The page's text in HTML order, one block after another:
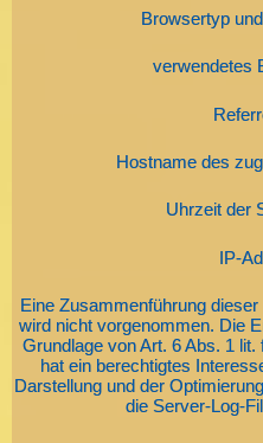
Browsertyp
verwendetes
Hostname des
Uhrzeit der
IP-
Eine Zusammenführung
wird nicht vorgenommen. Die
Grundlage von Art. 6 Abs. 1
hat ein berechtigtes
Darstellung und der
die Server-Log-